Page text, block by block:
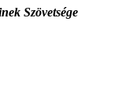
Szövetsége